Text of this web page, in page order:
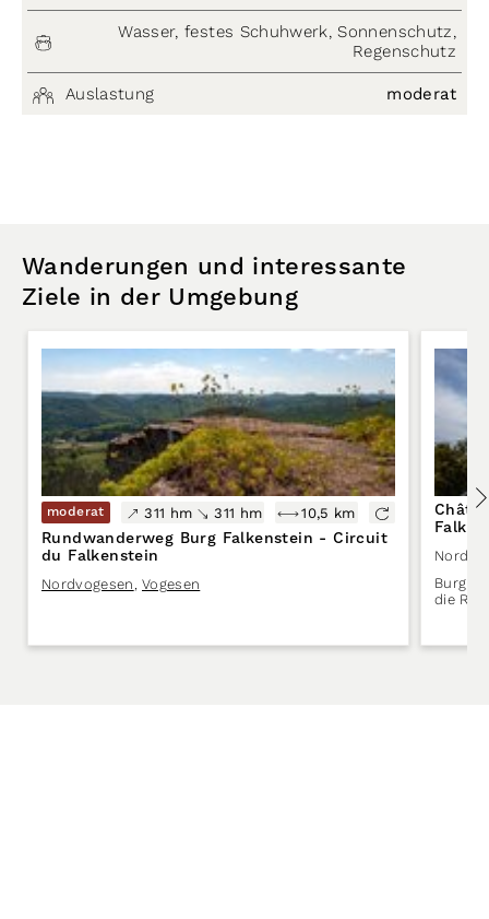
Wasser, festes Schuhwerk, Sonnenschutz,
Regenschutz
Auslastung moderat
Wanderungen und interessante
Ziele in der Umgebung
moderat 311 hm 311 hm 10,5 km
Rundwanderweg Burg Falkenstein - Circuit
du Falkenstein
Nordvogesen , Vogesen
Burg
die